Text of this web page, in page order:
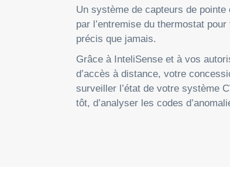
Un système de capteurs de
par l’entremise du thermostat
précis que jamais.
Grâce à InteliSense et à vos
d’accès à distance, votre
surveiller l’état de votre système
tôt, d’analyser les codes